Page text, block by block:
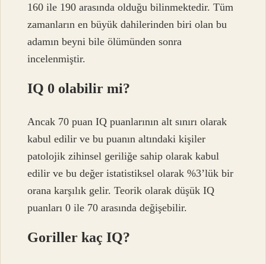
160 ile 190 arasında olduğu bilinmektedir. Tüm
zamanların en büyük dahilerinden biri olan bu
adamın beyni bile ölümünden sonra
incelenmiştir.
IQ 0 olabilir mi?
Ancak 70 puan IQ puanlarının alt sınırı olarak
kabul edilir ve bu puanın altındaki kişiler
patolojik zihinsel geriliğe sahip olarak kabul
edilir ve bu değer istatistiksel olarak %3’lük bir
orana karşılık gelir. Teorik olarak düşük IQ
puanları 0 ile 70 arasında değişebilir.
Goriller kaç IQ?